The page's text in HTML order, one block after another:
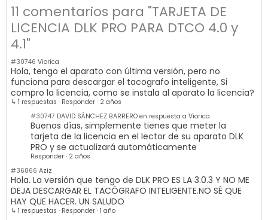
11 comentarios para "TARJETA DE
LICENCIA DLK PRO PARA DTCO 4.0 y
4.1"
#30746 Viorica
Hola, tengo el aparato con última versión, pero no
funciona para descargar el tacografo inteligente, Si
compro la licencia, como se instala al aparato la licencia?
↳ 1 respuestas · Responder · 2 años
#30747
DAVID SÁNCHEZ BARRERO en respuesta a Viorica
Buenos días, simplemente tienes que meter la
tarjeta de la licencia en el lector de su aparato DLK
PRO y se actualizará automáticamente
Responder · 2 años
#36866 Aziz
Hola. La versión que tengo de DLK PRO ES LA 3.0.3 Y NO ME
DEJA DESCARGAR EL TACÓGRAFO INTELIGENTE.NO SÉ QUE
HAY QUE HACER. UN SALUDO
↳ 1 respuestas · Responder · 1 año